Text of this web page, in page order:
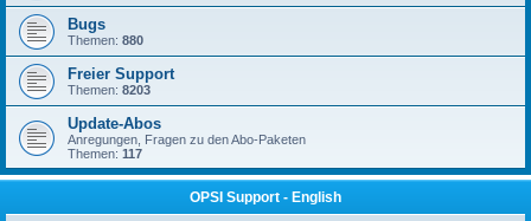
Bugs
Themen: 880
Freier Support
Themen: 8203
Update-Abos
Anregungen, Fragen zu den Abo-Paketen
Themen: 117
OPSI Support - English